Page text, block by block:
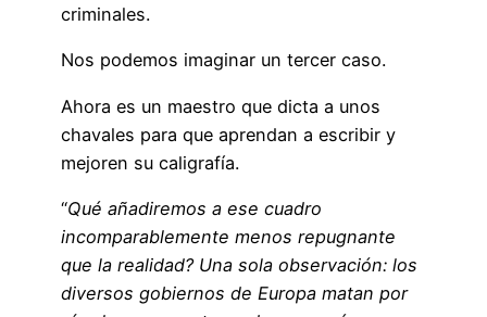
criminales.
Nos podemos imaginar un tercer caso.
Ahora es un maestro que dicta a unos
chavales para que aprendan a escribir y
mejoren su caligrafía.
“Qué añadiremos a ese cuadro
incomparablemente menos repugnante
que la realidad? Una sola observación: los
diversos gobiernos de Europa matan por